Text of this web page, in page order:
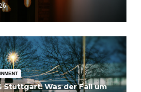
Stuttgart: Was der Fall um